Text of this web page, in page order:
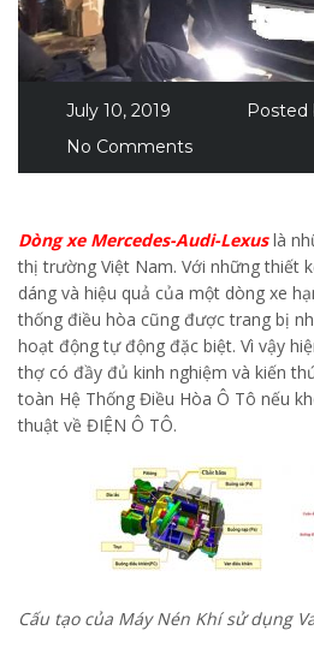
July 10, 2019 Posted
No Comments
Dòng xe Mercedes-Audi-Lexus là
thị trường Việt Nam. Với những thiết
dáng và hiệu quả của một dòng xe
thống điều hòa cũng được trang bị
hoạt động tự động đặc biệt. Vì vậy
thợ có đầy đủ kinh nghiệm và kiến
toàn Hệ Thống Điều Hòa Ô Tô nếu
thuật về ĐIỆN Ô TÔ.
Cấu tạo của Máy Nén Khí sử dụng